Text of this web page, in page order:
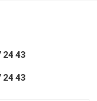
24 43
24 43